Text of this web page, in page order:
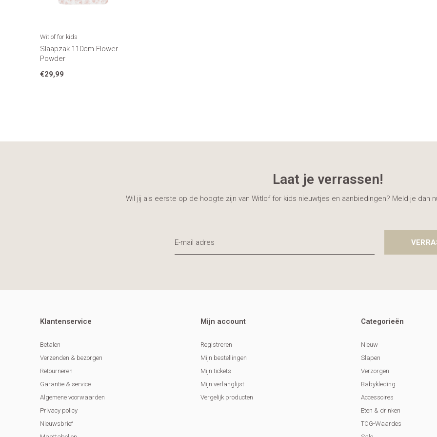
Witlof for kids
Slaapzak 110cm Flower
Powder
€29,99
Laat je verrassen!
Wil jij als eerste op de hoogte zijn van Witlof for kids nieuwtjes en aanbiedingen? Meld je dan
Klantenservice
Betalen
Verzenden & bezorgen
Retourneren
Garantie & service
Algemene voorwaarden
Privacy policy
Nieuwsbrief
Mijn account
Registreren
Mijn bestellingen
Mijn tickets
Mijn verlanglijst
Vergelijk producten
Categorieën
Nieuw
Slapen
Verzorgen
Babykleding
Accessoires
Eten & drinken
TOG-Waardes